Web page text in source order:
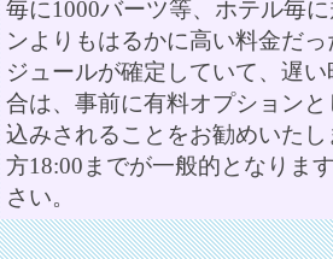
毎に1000バーツ等、ホテル毎
ンよりもはるかに高い料金だ
ジュールが確定していて、遅
合は、事前に有料オプション
込みされることをお勧めいた
方18:00までが一般的となりま
さい。